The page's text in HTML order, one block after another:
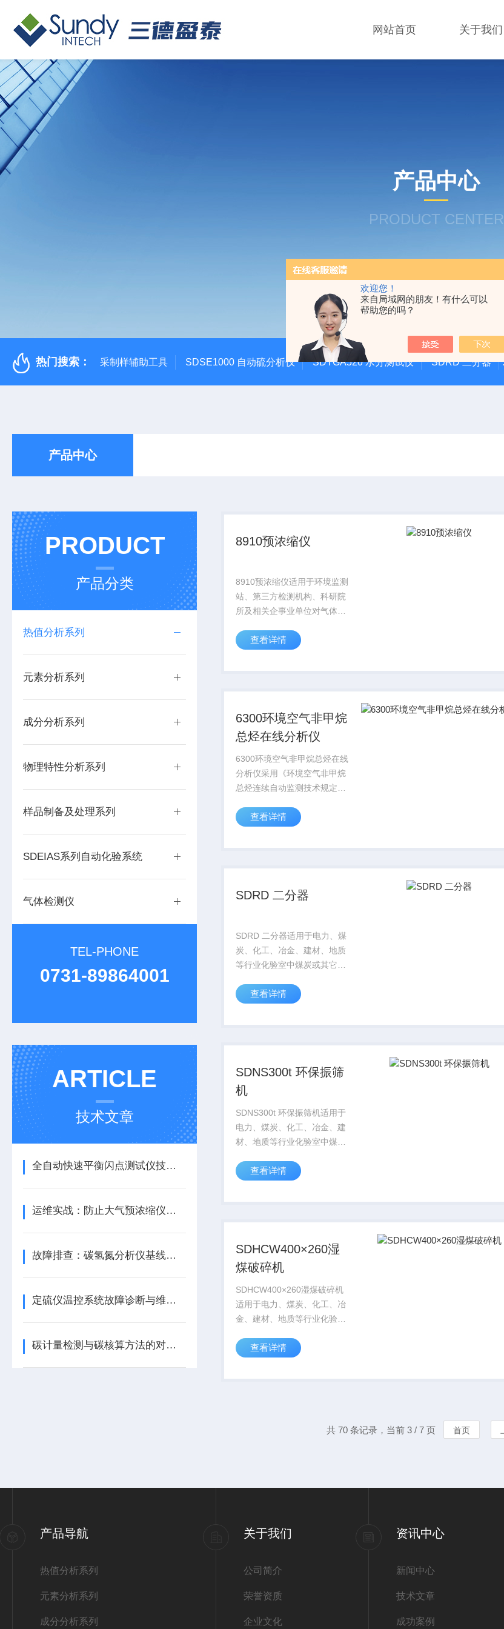
欢迎您！
来自局域网的朋友！有什么可以
帮助您的吗？
网站首页 关于我们
产品中心
PRODUCT CENTER
热门搜索： 采制样辅助工具 SDSE1000 自动硫分析仪 SDTGA520 水分测试仪 SDRD 二分器
产品中心
PRODUCT
产品分类
热值分析系列
元素分析系列
成分分析系列
物理特性分析系列
样品制备及处理系列
SDEIAS系列自动化验系统
气体检测仪
TEL-PHONE
0731-89864001
ARTICLE
技术文章
全自动快速平衡闪点测试仪技术应用详解
运维实战：防止大气预浓缩仪进样系统堵塞的日常维护清单
故障排查：碳氢氮分析仪基线漂移的原因分析及解决方法
定硫仪温控系统故障诊断与维修技术
碳计量检测与碳核算方法的对比研究
8910预浓缩仪
8910预浓缩仪适用于环境监测
站、第三方检测机构、科研院
所及相关企事业单位对气体样
理。查看详情
6300环境空气非甲烷
总烃在线分析仪
6300环境空气非甲烷总烃在线
分析仪采用《环境空气非甲烷
总烃连续自动监测技术规定
［2021］61号）规定的
器，应答性好、线性范围宽，
查看详情
SDRD 二分器
SDRD 二分器适用于电力、煤
炭、化工、冶金、建材、地质
等行业化验室中煤炭或其它矿
查看详情
SDNS300t 环保振筛
机
SDNS300t 环保振筛机适用于
电力、煤炭、化工、冶金、建
材、地质等行业化验室中煤炭
分。查看详情
SDHCW400×260湿
煤破碎机
SDHCW400×260湿煤破碎机
适用于电力、煤炭、化工、冶
金、建材、地质等行业化验室
的破碎。
查看详情
共 70 条记录，当前 3 / 7 页 首页
产品导航
热值分析系列
元素分析系列
成分分析系列
关于我们
公司简介
荣誉资质
企业文化
资讯中心
新闻中心
技术文章
成功案例